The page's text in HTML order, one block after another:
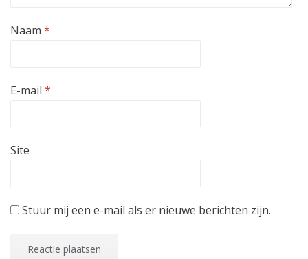
Naam *
E-mail *
Site
Stuur mij een e-mail als er nieuwe berichten zijn.